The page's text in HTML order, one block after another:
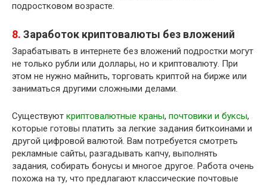
подростковом возрасте.
8. Заработок криптовалюты без вложений
Зарабатывать в интернете без вложений подростки могут
не только рубли или доллары, но и криптовалюту. При
этом не нужно майнить, торговать криптой на бирже или
заниматься другими сложными делами.
Существуют криптовалютные краны, почтовики и буксы,
которые готовы платить за легкие задания биткоинами и
другой цифровой валютой. Вам потребуется смотреть
рекламные сайты, разгадывать капчу, выполнять
задания, собирать бонусы и многое другое. Работа очень
похожа на ту, что предлагают классические почтовые